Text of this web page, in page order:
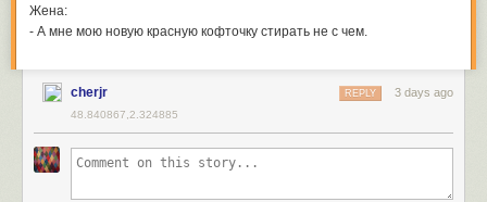
Жена:
- А мне мою новую красную кофточку стирать не с чем.
cherjr 3 days ago
REPLY
48.840867,2.324885